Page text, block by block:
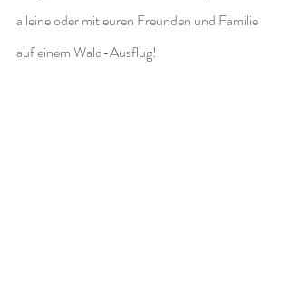
alleine oder mit euren Freunden und Familie
auf einem Wald-Ausflug!